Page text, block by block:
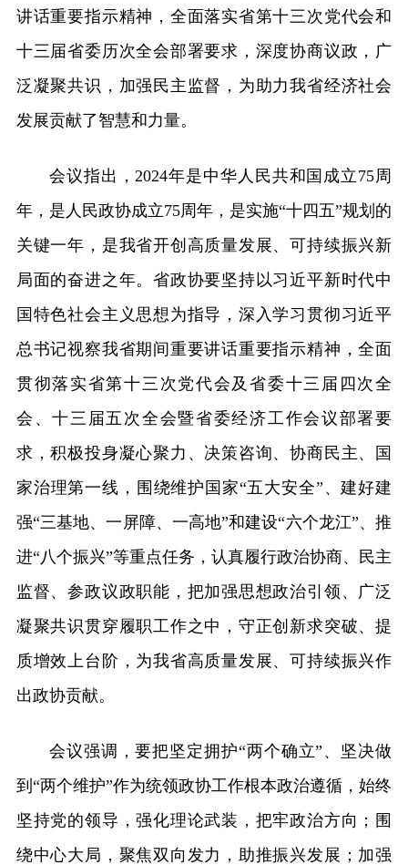
讲话重要指示精神，全面落实省第十三次党代会和
十三届省委历次全会部署要求，深度协商议政，广
泛凝聚共识，加强民主监督，为助力我省经济社会
发展贡献了智慧和力量。
会议指出，2024年是中华人民共和国成立75周
年，是人民政协成立75周年，是实施“十四五”规划的
关键一年，是我省开创高质量发展、可持续振兴新
局面的奋进之年。省政协要坚持以习近平新时代中
国特色社会主义思想为指导，深入学习贯彻习近平
总书记视察我省期间重要讲话重要指示精神，全面
贯彻落实省第十三次党代会及省委十三届四次全
会、十三届五次全会暨省委经济工作会议部署要
求，积极投身凝心聚力、决策咨询、协商民主、国
家治理第一线，围绕维护国家“五大安全”、建好建
强“三基地、一屏障、一高地”和建设“六个龙江”、推
进“八个振兴”等重点任务，认真履行政治协商、民主
监督、参政议政职能，把加强思想政治引领、广泛
凝聚共识贯穿履职工作之中，守正创新求突破、提
质增效上台阶，为我省高质量发展、可持续振兴作
出政协贡献。
会议强调，要把坚定拥护“两个确立”、坚决做
到“两个维护”作为统领政协工作根本政治遵循，始终
坚持党的领导，强化理论武装，把牢政治方向；围
绕中心大局，聚焦双向发力，助推振兴发展；加强